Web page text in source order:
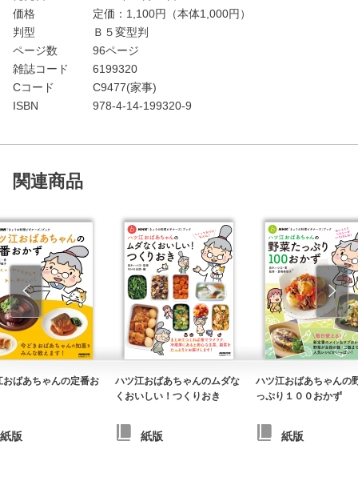
価格
定価： 1,100円（本体1,000円）
判型
Ｂ５変型判
ページ数
96ページ
雑誌コード
6199320
Cコード
C9477(家事)
ISBN
978-4-14-199320-9
関連商品
おばあちゃんの定番お
紙版
ハツ江おばあちゃんのムダな
くおいしい！つくりおき
紙版
ハツ江おばあちゃんの
っぷり１００おかず
紙版